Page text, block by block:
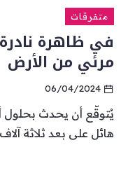
متفرقات
في ظاهرة
مرئي من الأرض
06/04/2024
يُتوقّع أن يحدث بحلول
هائل على بعد ثلاثة